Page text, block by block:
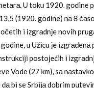
U toku 1920. godine
(1920. godine) nа 8
i izgrаdnje novih
u Užicu je izgrаđenа
postojećih i
Vode (27 km), sа
bi se Srbijа dobrim